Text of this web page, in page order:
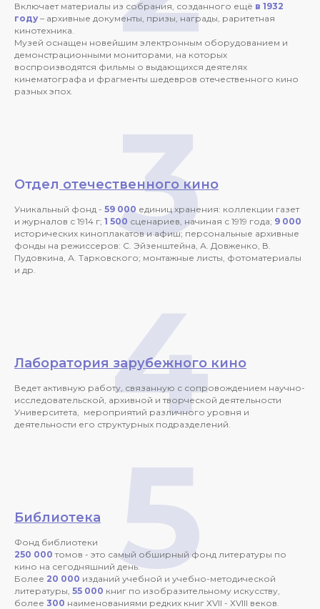
Включает материалы из собрания, созданного ещё в 1932
году – архивные документы, призы, награды, раритетная
кинотехника.
Музей оснащен новейшим электронным оборудованием и
демонстрационными мониторами, на которых
воспроизводятся фильмы о выдающихся деятелях
кинематографа и фрагменты шедевров отечественного кино
разных эпох.
Отдел отечественного кино
Уникальный фонд - 59 000 единиц хранения: коллекции газет
и журналов с 1914 г; 1 500 сценариев, начиная с 1919 года; 9 000
исторических киноплакатов и афиш; персональные архивные
фонды на режиссеров: С. Эйзенштейна, А. Довженко, В.
Пудовкина, А. Тарковского; монтажные листы, фотоматериалы
и др.
3
Лаборатория зарубежного кино
Ведет активную работу, связанную с сопровождением научно-
исследовательской, архивной и творческой деятельности
Университета, мероприятий различного уровня и
деятельности его структурных подразделений.
4
Библиотека
Фонд библиотеки
250 000 томов - это самый обширный фонд литературы по
кино на сегодняшний день.
Более 20 000 изданий учебной и учебно-методической
литературы, 55 000 книг по изобразительному искусству,
более 300 наименованиями редких книг ХVII - ХVIII веков.
5